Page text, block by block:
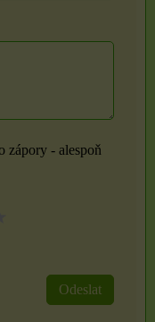
zápory - alespoň
Odeslat